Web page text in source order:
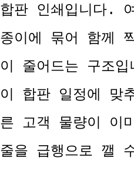
합판 인쇄입니다.
종이에 묶어 함께
이 줄어드는 구조
이 합판 일정에 맞
른 고객 물량이 이
줄을 급행으로 깰